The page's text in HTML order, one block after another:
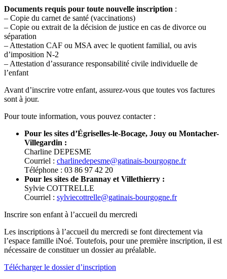
Documents requis pour toute nouvelle inscription :
– Copie du carnet de santé (vaccinations)
– Copie ou extrait de la décision de justice en cas de divorce ou
séparation
– Attestation CAF ou MSA avec le quotient familial, ou avis
d’imposition N-2
– Attestation d’assurance responsabilité civile individuelle de
l’enfant
Avant d’inscrire votre enfant, assurez-vous que toutes vos factures
sont à jour.
Pour toute information, vous pouvez contacter :
Pour les sites d’Égriselles-le-Bocage, Jouy ou Montacher-
Villegardin :
Charline DEPESME
Courriel : charlinedepesme@gatinais-bourgogne.fr
Téléphone : 03 86 97 42 20
Pour les sites de Brannay et Villethierry :
Sylvie COTTRELLE
Courriel : sylviecottrelle@gatinais-bourgogne.fr
Inscrire son enfant à l’accueil du mercredi
Les inscriptions à l’accueil du mercredi se font directement via
l’espace famille iNoé. Toutefois, pour une première inscription, il est
nécessaire de constituer un dossier au préalable.
Télécharger le dossier d’inscription